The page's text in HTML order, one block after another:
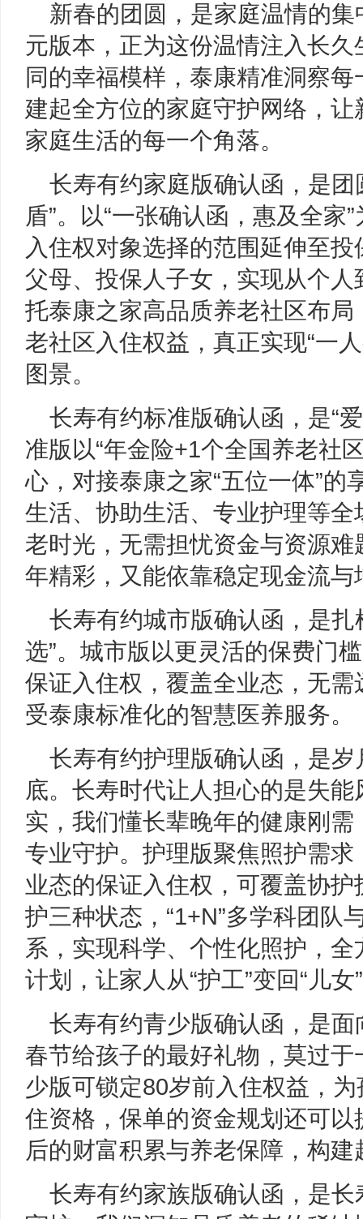
新春的团圆，是家庭温情的
元版本，正为这份温情注入长
同的幸福模样，泰康精准洞察
建起全方位的家庭守护网络，
家庭生活的每一个角落。
长寿有约家庭版确认函，是团
盾”。以“一张确认函，惠及全家
入住权对象选择的范围延伸至
父母、投保人子女，实现从个
托泰康之家高品质养老社区布
老社区入住权益，真正实现“一
图景。
长寿有约标准版确认函，是“
准版以“年金险+1个全国养老社
心，对接泰康之家“五位一体”的
生活、协助生活、专业护理等
老时光，无需担忧资金与资源
年精彩，又能依靠稳定现金流
长寿有约城市版确认函，是扎
选”。城市版以更灵活的保费门
保证入住权，覆盖全业态，无
受泰康标准化的智慧医养服务。
长寿有约护理版确认函，是岁
底。长寿时代让人担心的是失能
实，我们懂长辈晚年的健康刚
专业守护。护理版聚焦照护需
业态的保证入住权，可覆盖协
护三种状态，“1+N”多学科团队
系，实现科学、个性化照护，
计划，让家人从“护工”变回“儿
长寿有约青少版确认函，是面
春节给孩子的最好礼物，莫过
少版可锁定80岁前入住权益，
住资格，保单的资金规划还可
后的财富积累与养老保障，构
长寿有约家族版确认函，是